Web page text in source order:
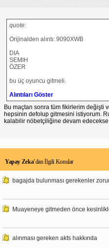
quote:
Orijinalden alıntı: 9090XWB
DIA
SEMIH
ÖZER
bu üç oyuncu gitmeli.
Alıntıları Göster
Bu maçtan sonra tüm fikirlerim değişti
hepsinin defolup gitmesini istiyorum.
kalabilir nöbetçiliğine devam
Yapay Zeka’dan İlgili Konular
bagajda bulunması gerekenler
Muayeneye gitmeden önce
alınması gereken akts hakkında